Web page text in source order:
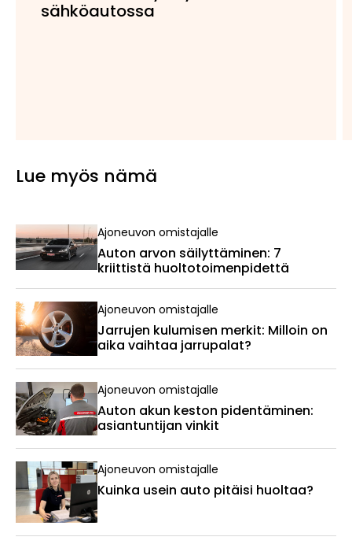
sähköautossa
Lue myös nämä
Ajoneuvon omistajalle
Auton arvon säilyttäminen: 7
kriittistä huoltotoimenpidettä
Ajoneuvon omistajalle
Jarrujen kulumisen merkit: Milloin on
aika vaihtaa jarrupalat?
Ajoneuvon omistajalle
Auton akun keston pidentäminen:
asiantuntijan vinkit
Ajoneuvon omistajalle
Kuinka usein auto pitäisi huoltaa?